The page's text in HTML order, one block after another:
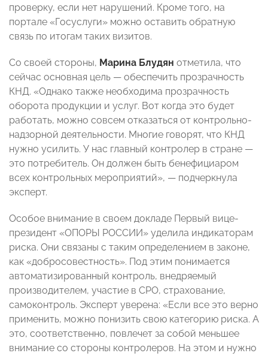
проверку, если нет нарушений. Кроме того, на
портале «Госуслуги» можно оставить обратную
связь по итогам таких визитов.
Со своей стороны, Марина Блудян отметила, что
сейчас основная цель — обеспечить прозрачность
КНД. «Однако также необходима прозрачность
оборота продукции и услуг. Вот когда это будет
работать, можно совсем отказаться от контрольно-
надзорной деятельности. Многие говорят, что КНД
нужно усилить. У нас главный контролер в стране —
это потребитель. Он должен быть бенефициаром
всех контрольных мероприятий», — подчеркнула
эксперт.
Особое внимание в своем докладе Первый вице-
президент «ОПОРЫ РОССИИ» уделила индикаторам
риска. Они связаны с таким определением в законе,
как «добросовестность». Под этим понимается
автоматизированный контроль, внедряемый
производителем, участие в СРО, страхование,
самоконтроль. Эксперт уверена: «Если все это верно
применить, можно понизить свою категорию риска. А
это, соответственно, повлечет за собой меньшее
внимание со стороны контролеров. На этом и нужно